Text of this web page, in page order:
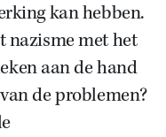
kan hebben.
nazisme met het
aan de hand
de problemen?